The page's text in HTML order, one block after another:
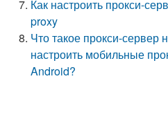
Как настроить прокси-
proxy
Что такое прокси-сервер
настроить мобильные
Android?